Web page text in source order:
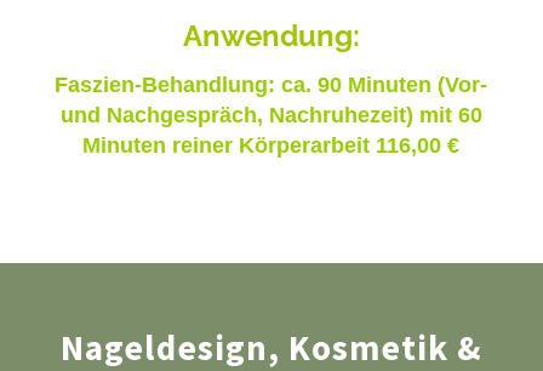
Anwendung:
Faszien-Behandlung: ca. 90 Minuten (Vor-
und Nachgespräch, Nachruhezeit) mit 60
Minuten reiner Körperarbeit 116,00 €
Nageldesign, Kosmetik &